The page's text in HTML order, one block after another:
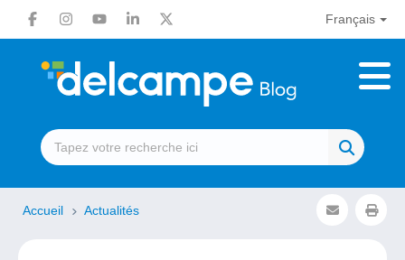
Français
Accueil Actualités